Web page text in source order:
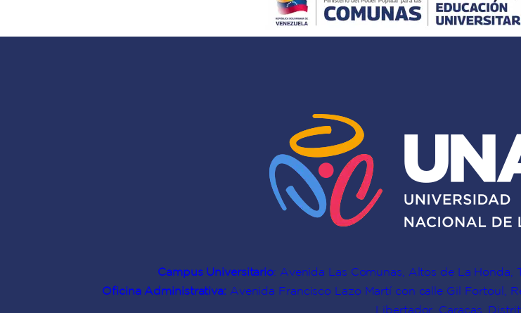
Campus Universitario: Avenida Las Comunas, Altos de La
Oficina Administrativa: Avenida Francisco Lazo Martí con calle Gil Fortoul,
Libertador, Caracas,